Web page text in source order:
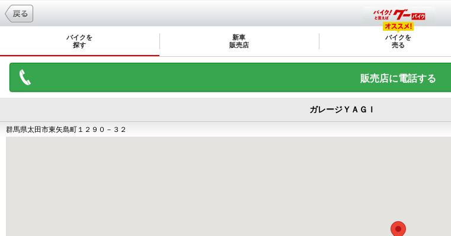
バイクを
探す
新車
販売店
バイクを
売る
販売店に電話する
ガレージＹＡＧＩ
群馬県太田市東矢島町１２９０－３２